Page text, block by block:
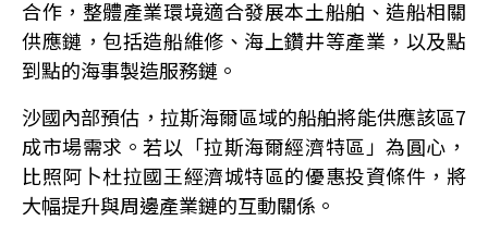
合作，整體產業環境適合發展本土船舶、造船相關
供應鏈，包括造船維修、海上鑽井等產業，以及點
到點的海事製造服務鏈。
沙國內部預估，拉斯海爾區域的船舶將能供應該區7
成市場需求。若以「拉斯海爾經濟特區」為圓心，
比照阿卜杜拉國王經濟城特區的優惠投資條件，將
大幅提升與周邊產業鏈的互動關係。